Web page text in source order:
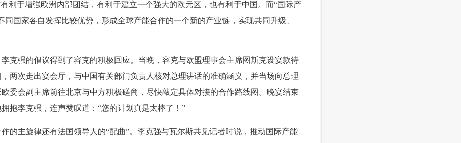
利于增强欧洲内部团结，有利于建立一个强大的欧元区，也有利于中国。而“国际产
同国家各自发挥比较优势，形成全球产能合作的一个新的产业链，实现共同升级、
强的倡议得到了容克的积极回应。当晚，容克与欧盟理事会主席图斯克设宴款待
两次走出宴会厅，与中国有关部门负责人核对总理讲话的准确涵义，并当场向总理
委会副主席前往北京与中方积极磋商，尽快敲定具体对接的合作路线图。晚宴结束
抱李克强，连声赞叹道：“您的计划真是太棒了！”
主旋律还有法国领导人的“配曲”。李克强与瓦尔斯共见记者时说，推动国际产能